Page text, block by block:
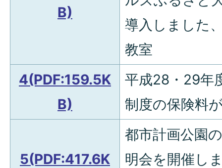
B)
導入しました
教室
4(PDF:159.5K
B)
平成28・29年
制度の保険料
5(PDF:417.6K
都市計画公園
明会を開催し